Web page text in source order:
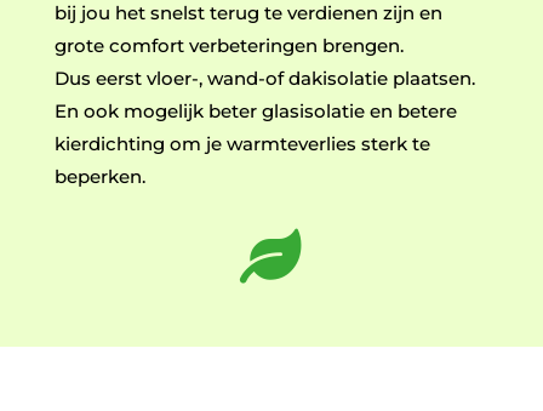
bij jou het snelst terug te verdienen zijn en
grote comfort verbeteringen brengen.
Dus eerst vloer-, wand-of dakisolatie plaatsen.
En ook mogelijk beter glasisolatie en betere
kierdichting om je warmteverlies sterk te
beperken.
